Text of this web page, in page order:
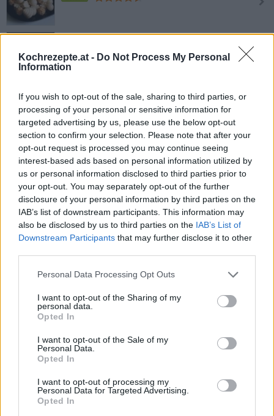
Kochrezepte.at - Do Not Process My Personal
Information
If you wish to opt-out of the sale, sharing to third parties, or
processing of your personal or sensitive information for
targeted advertising by us, please use the below opt-out
section to confirm your selection. Please note that after your
opt-out request is processed you may continue seeing
interest-based ads based on personal information utilized by
us or personal information disclosed to third parties prior to
your opt-out. You may separately opt-out of the further
disclosure of your personal information by third parties on the
IAB’s list of downstream participants. This information may
also be disclosed by us to third parties on the IAB’s List of
Downstream Participants that may further disclose it to other
Personal Data Processing Opt Outs
I want to opt-out of the Sharing of my
personal data.
Opted In
I want to opt-out of the Sale of my
Personal Data.
Opted In
I want to opt-out of processing my
Personal Data for Targeted Advertising.
Opted In
Süße Sandwich-Rollen
Leicht
Heiße Schokolade
Leicht
Schokoladencreme
Leicht
Kaffee-Trüffel-Pralinen
Mittel
Heiße weiße Schokolade
Leicht
Oreo-Eichel-Konfekt
Leicht